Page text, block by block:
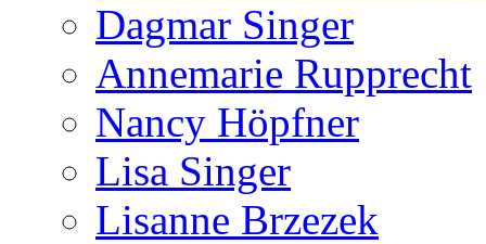
Dagmar Singer
Annemarie Rupprecht
Nancy Höpfner
Lisa Singer
Lisanne Brzezek